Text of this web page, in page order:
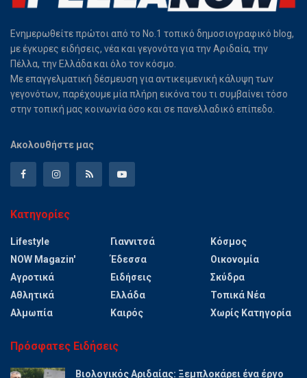
Ενημερωθείτε πρώτοι από το Νο.1 τοπικό δημοσιογραφικό blog,
με έγκυρες ειδήσεις, νέα και γεγονότα για την Αριδαία, την
Πέλλα, την Ελλάδα και όλο τον κόσμο.
Με επαγγελματική δέσμευση για αντικειμενική κάλυψη των
γεγονότων, παρέχουμε μία πλήρη εικόνα του τι συμβαίνει τόσο
στην τοπική μας κοινωνία όσο και σε πανελλαδικό επίπεδο.
Ακολουθήστε μας
Κατηγορίες
Lifestyle
NOW Magazin'
Αγροτικά
Αθλητικά
Αλμωπία
Γιαννιτσά
Έδεσσα
Ειδήσεις
Ελλάδα
Καιρός
Κόσμος
Οικονομία
Σκύδρα
Τοπικά Νέα
Χωρίς Κατηγορία
Πρόσφατες Ειδήσεις
Βιολογικός Αριδαίας: Ξεμπλοκάρει ένα έργο